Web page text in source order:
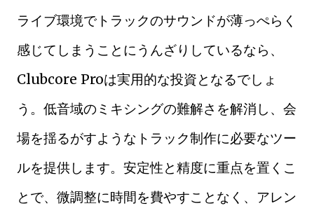
ライブ環境でトラックのサウンドが薄っぺらく
感じてしまうことにうんざりしているなら、
Clubcore Proは実用的な投資となるでしょ
う。低音域のミキシングの難解さを解消し、会
場を揺るがすようなトラック制作に必要なツー
ルを提供します。安定性と精度に重点を置くこ
とで、微調整に時間を費やすことなく、アレン